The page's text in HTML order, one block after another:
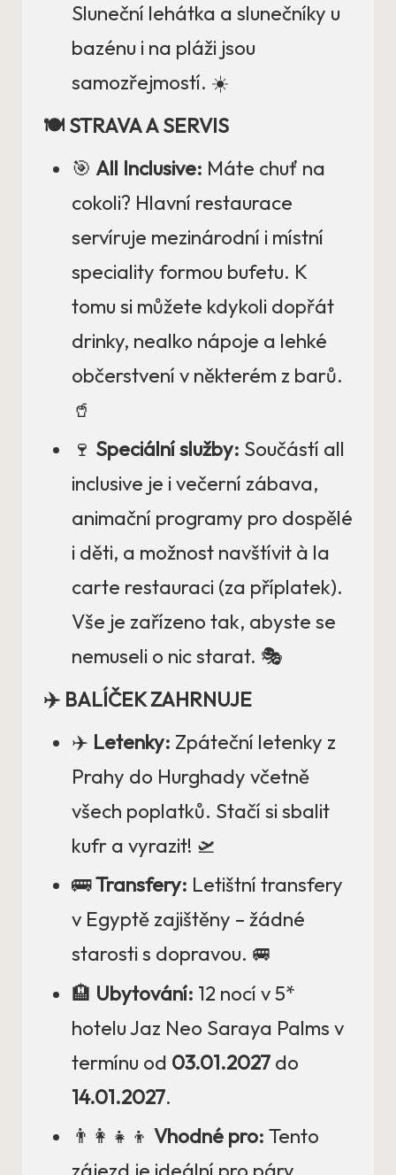
Sluneční lehátka a slunečníky u
bazénu i na pláži jsou
samozřejmostí. ☀️
🍽️ STRAVA A SERVIS
🎯 All Inclusive: Máte chuť na
cokoli? Hlavní restaurace
servíruje mezinárodní i místní
speciality formou bufetu. K
tomu si můžete kdykoli dopřát
drinky, nealko nápoje a lehké
občerstvení v některém z barů.
🥤
🍷 Speciální služby: Součástí all
inclusive je i večerní zábava,
animační programy pro dospělé
i děti, a možnost navštívit à la
carte restauraci (za příplatek).
Vše je zařízeno tak, abyste se
nemuseli o nic starat. 🎭
✈️ BALÍČEK ZAHRNUJE
✈️ Letenky: Zpáteční letenky z
Prahy do Hurghady včetně
všech poplatků. Stačí si sbalit
kufr a vyrazit! 🛫
🚌Transfery: Letištní transfery
v Egyptě zajištěny – žádné
starosti s dopravou. 🚐
🏨 Ubytování: 12 nocí v 5*
hotelu Jaz Neo Saraya Palms v
termínu od 03.01.2027 do
14.01.2027.
👨‍👩‍👧‍👦 Vhodné pro: Tento